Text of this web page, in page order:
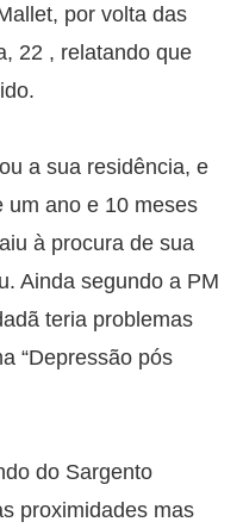
por volta das
22 , relatando que
a sua residência, e
um ano e 10 meses
à procura de sua
Ainda segundo a PM
teria problemas
“Depressão pós
do Sargento
proximidades mas